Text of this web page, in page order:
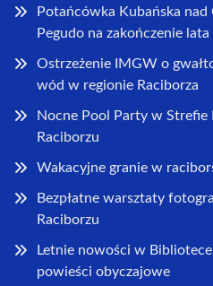
Potańcówka Kubańska nad
Pegudo na zakończenie
Ostrzeżenie IMGW o
wód w regionie Raciborza
Nocne Pool Party w
Raciborzu
Wakacyjne granie w
Bezpłatne warsztaty
Raciborzu
Letnie nowości w
powieści obyczajowe